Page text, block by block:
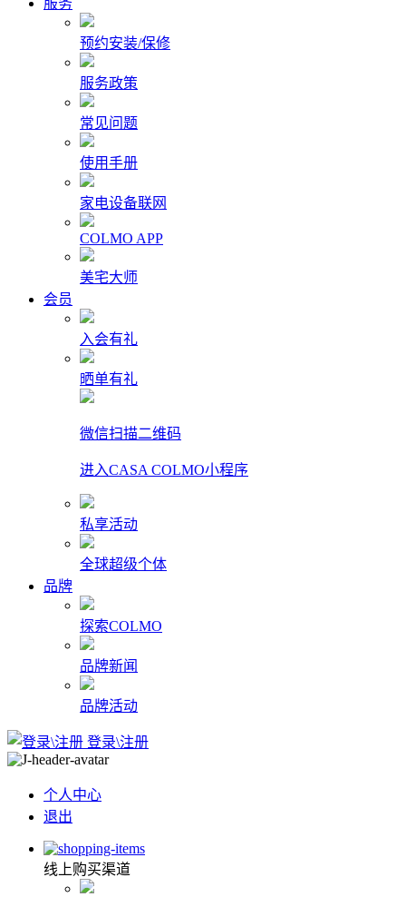
服务
预约安装/保修
服务政策
常见问题
使用手册
家电设备联网
COLMO APP
美宅大师
会员
入会有礼
晒单有礼
微信扫描二维码
进入CASA COLMO小程序
私享活动
全球超级个体
品牌
探索COLMO
品牌新闻
品牌活动
登录\注册
个人中心
退出
线上购买渠道